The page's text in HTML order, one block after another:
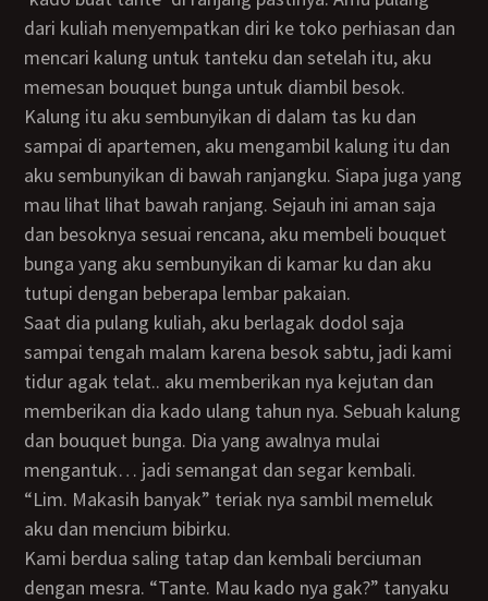
dari kuliah menyempatkan diri ke toko perhiasan dan
mencari kalung untuk tanteku dan setelah itu, aku
memesan bouquet bunga untuk diambil besok.
Kalung itu aku sembunyikan di dalam tas ku dan
sampai di apartemen, aku mengambil kalung itu dan
aku sembunyikan di bawah ranjangku. Siapa juga yang
mau lihat lihat bawah ranjang. Sejauh ini aman saja
dan besoknya sesuai rencana, aku membeli bouquet
bunga yang aku sembunyikan di kamar ku dan aku
tutupi dengan beberapa lembar pakaian.
Saat dia pulang kuliah, aku berlagak dodol saja
sampai tengah malam karena besok sabtu, jadi kami
tidur agak telat.. aku memberikan nya kejutan dan
memberikan dia kado ulang tahun nya. Sebuah kalung
dan bouquet bunga. Dia yang awalnya mulai
mengantuk… jadi semangat dan segar kembali.
“Lim. Makasih banyak” teriak nya sambil memeluk
aku dan mencium bibirku.
Kami berdua saling tatap dan kembali berciuman
dengan mesra. “Tante. Mau kado nya gak?” tanyaku